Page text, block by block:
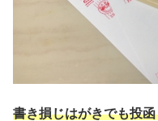
書き損じはがきでも投